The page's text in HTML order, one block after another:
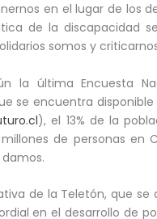
en el lugar de los
de la discapacidad
somos y
la última Encuesta
se encuentra
), el 13% de la
de personas en
de la Teletón, que
en el desarrollo de